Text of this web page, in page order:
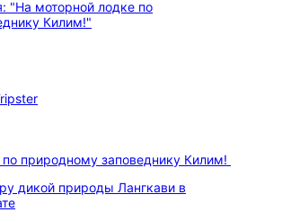
природному заповеднику Килим!
дикой природы Лангкави в